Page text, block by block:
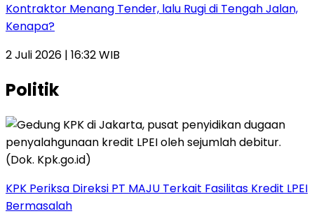
Kontraktor Menang Tender, lalu Rugi di Tengah Jalan,
Kenapa?
2 Juli 2026 | 16:32 WIB
Politik
KPK Periksa Direksi PT MAJU Terkait Fasilitas Kredit LPEI
Bermasalah